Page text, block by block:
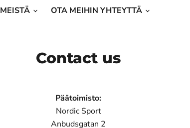
MEISTÄ OTA MEIHIN YHTEYTTÄ
Contact us
Päätoimisto:
Nordic Sport
Anbudsgatan 2